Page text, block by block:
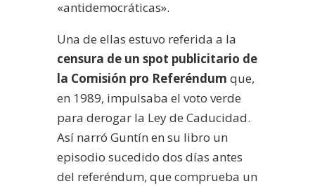
«antidemocráticas».
Una de ellas estuvo referida a la
censura de un spot publicitario de
la Comisión pro Referéndum que,
en 1989, impulsaba el voto verde
para derogar la Ley de Caducidad.
Así narró Guntín en su libro un
episodio sucedido dos días antes
del referéndum, que comprueba un